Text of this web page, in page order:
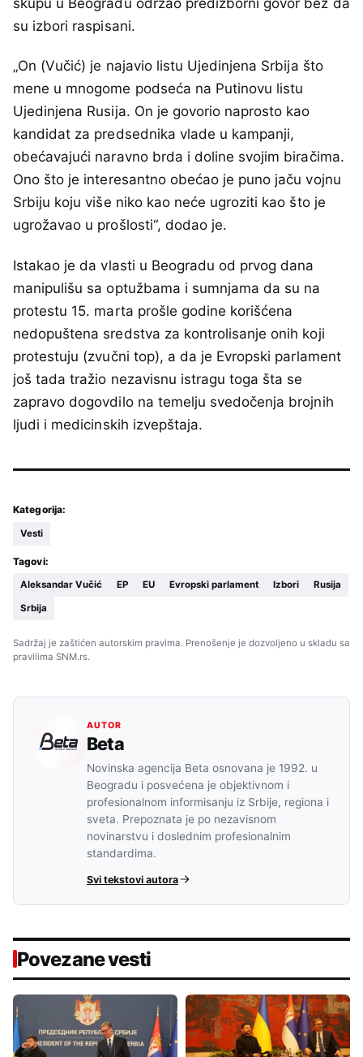
skupu u Beogradu održao predizborni govor bez da
su izbori raspisani.
„On (Vučić) je najavio listu Ujedinjena Srbija što
mene u mnogome podseća na Putinovu listu
Ujedinjena Rusija. On je govorio naprosto kao
kandidat za predsednika vlade u kampanji,
obećavajući naravno brda i doline svojim biračima.
Ono što je interesantno obećao je puno jaču vojnu
Srbiju koju više niko kao neće ugroziti kao što je
ugrožavao u prošlosti“, dodao je.
Istakao je da vlasti u Beogradu od prvog dana
manipulišu sa optužbama i sumnjama da su na
protestu 15. marta prošle godine korišćena
nedopuštena sredstva za kontrolisanje onih koji
protestuju (zvučni top), a da je Evropski parlament
još tada tražio nezavisnu istragu toga šta se
zapravo dogovdilo na temelju svedočenja brojnih
ljudi i medicinskih izvepštaja.
Kategorija:
Vesti
Tagovi:
Aleksandar Vučić EP EU Evropski parlament Izbori Rusija
Srbija
Sadržaj je zaštićen autorskim pravima. Prenošenje je dozvoljeno u skladu sa
pravilima SNM.rs.
AUTOR
Beta
Novinska agencija Beta osnovana je 1992. u
Beogradu i posvećena je objektivnom i
profesionalnom informisanju iz Srbije, regiona i
sveta. Prepoznata je po nezavisnom
novinarstvu i doslednim profesionalnim
standardima.
Svi tekstovi autora
Povezane vesti